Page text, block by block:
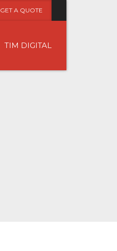
GET A QUOTE
TIM DIGITAL